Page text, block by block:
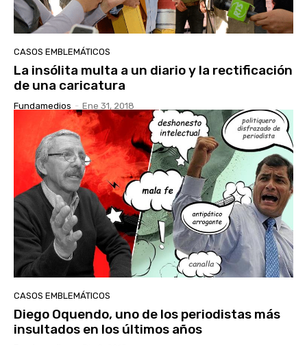
CASOS EMBLEMÁTICOS
La insólita multa a un diario y la rectificación
de una caricatura
Fundamedios - Ene 31, 2018
CASOS EMBLEMÁTICOS
Diego Oquendo, uno de los periodistas más
insultados en los últimos años